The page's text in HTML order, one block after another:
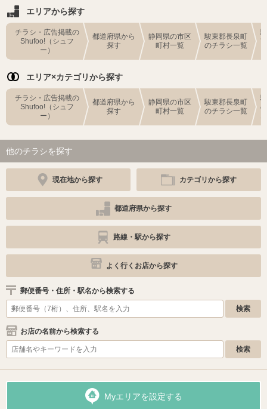
エリアから探す
チラシ・広告掲載の
Shufoo!（シュフ
ー）
都道府県から
探す
静岡県の市区
町村一覧
駿東郡長泉町
のチラシ一覧
エリア×カテゴリから探す
チラシ・広告掲載の
Shufoo!（シュフ
ー）
都道府県から
探す
静岡県の市区
町村一覧
駿東郡長泉町
のチラシ一覧
他のチラシを探す
現在地から探す カテゴリから探す
都道府県から探す
路線・駅から探す
よく行くお店から探す
郵便番号・住所・駅名から検索する
お店の名前から検索する
Myエリアを設定する